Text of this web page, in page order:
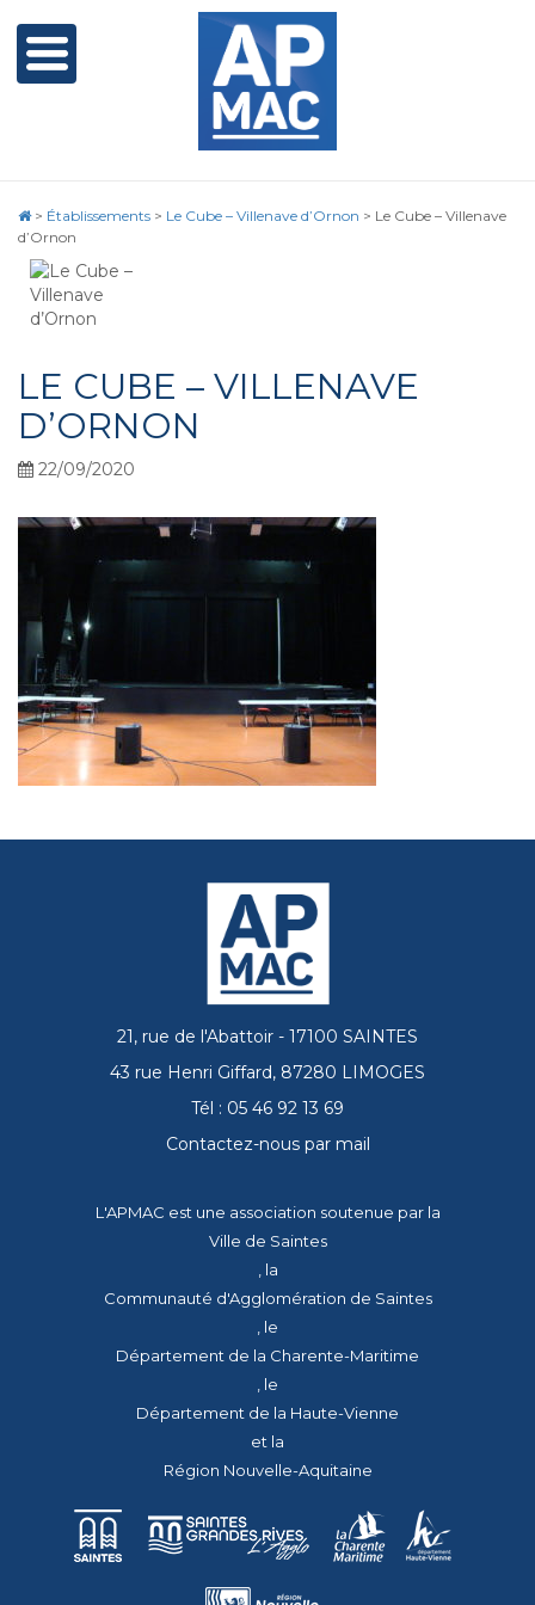
> Établissements > Le Cube – Villenave d’Ornon > Le Cube – Villenave
d’Ornon
LE CUBE – VILLENAVE
D’ORNON
22/09/2020
21, rue de l'Abattoir - 17100 SAINTES
43 rue Henri Giffard, 87280 LIMOGES
Tél : 05 46 92 13 69
Contactez-nous par mail
L'APMAC est une association soutenue par la
Ville de Saintes
, la
Communauté d'Agglomération de Saintes
, le
Département de la Charente-Maritime
, le
Département de la Haute-Vienne
et la
Région Nouvelle-Aquitaine